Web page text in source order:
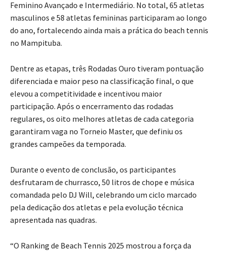
Feminino Avançado e Intermediário. No total, 65 atletas
masculinos e 58 atletas femininas participaram ao longo
do ano, fortalecendo ainda mais a prática do beach tennis
no Mampituba.
Dentre as etapas, três Rodadas Ouro tiveram pontuação
diferenciada e maior peso na classificação final, o que
elevou a competitividade e incentivou maior
participação. Após o encerramento das rodadas
regulares, os oito melhores atletas de cada categoria
garantiram vaga no Torneio Master, que definiu os
grandes campeões da temporada.
Durante o evento de conclusão, os participantes
desfrutaram de churrasco, 50 litros de chope e música
comandada pelo DJ Will, celebrando um ciclo marcado
pela dedicação dos atletas e pela evolução técnica
apresentada nas quadras.
“O Ranking de Beach Tennis 2025 mostrou a força da